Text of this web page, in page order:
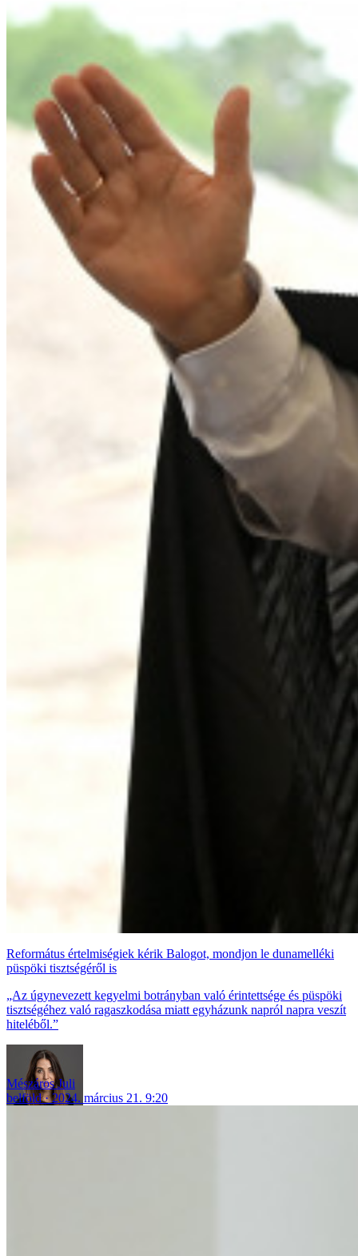
Református értelmiségiek kérik Balogot, mondjon le dunamelléki
püspöki tisztségéről is
„Az úgynevezett kegyelmi botrányban való érintettsége és püspöki
tisztségéhez való ragaszkodása miatt egyházunk napról napra veszít
hiteléből.”
Mészáros Juli
belföld
2024. március 21. 9:20